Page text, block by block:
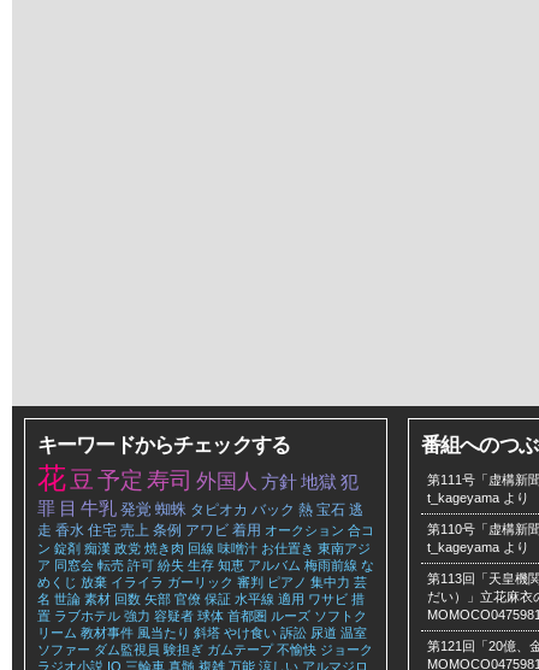
キーワードからチェックする
花豆 予定 寿司 外国人 方針地獄 犯
罪 目 牛乳 発覚 蜘蛛 タピオカ バック 熱 宝石 逃
走 香水 住宅 売上 条例 アワビ 着用 オークション 合コ
ン 錠剤 痴漢 政党 焼き肉 回線 味噌汁 お仕置き 東南アジ
ア 同窓会 転売 許可 紛失 生存 知恵 アルバム 梅雨前線 な
めくじ 放棄 イライラ ガーリック 審判 ピアノ 集中力 芸
名 世論 素材 回数 矢部 官僚 保証 水平線 適用 ワサビ 措
置 ラブホテル 強力 容疑者 球体 首都圏 ルーズ ソフトク
リーム 教材事件 風当たり 斜塔 やけ食い 訴訟 尿道 温室
ソファー ダム監視員 験担ぎ ガムテープ 不愉快 ジョーク
ラジオ小説 IQ 三輪車 真髄 複雑 万能 涼しい アルマジロ
番組へのつ
第111号「虚構新
t_kageyama より
第110号「虚構新
t_kageyama より
第113回「天皇機
だい）」立花麻衣
第121回「20億、